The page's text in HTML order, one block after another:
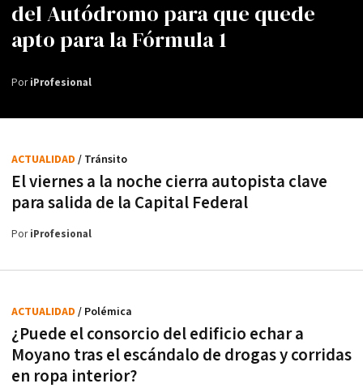
del Autódromo para que quede
apto para la Fórmula 1
PoriProfesional
El viernes a la noche cierra autopista clave
para salida de la Capital Federal
ACTUALIDAD / Tránsito
PoriProfesional
¿Puede el consorcio del edificio echar a
Moyano tras el escándalo de drogas y corridas
en ropa interior?
ACTUALIDAD / Polémica